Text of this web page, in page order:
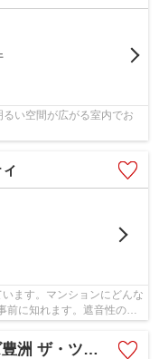
い空間が広がる室内でお
ます。マンションにどんな
前に知れます。遮音性の高
り...
ザ・ツイン